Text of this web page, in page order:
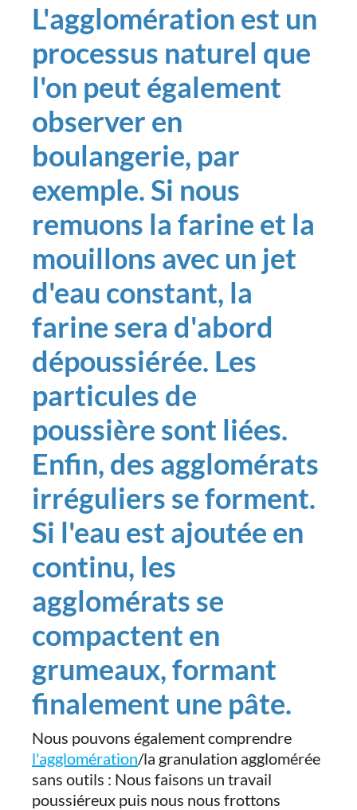
L'agglomération est un
processus naturel que
l'on peut également
observer en
boulangerie, par
exemple. Si nous
remuons la farine et la
mouillons avec un jet
d'eau constant, la
farine sera d'abord
dépoussiérée. Les
particules de
poussière sont liées.
Enfin, des agglomérats
irréguliers se forment.
Si l'eau est ajoutée en
continu, les
agglomérats se
compactent en
grumeaux, formant
finalement une pâte.
Nous pouvons également comprendre
l'agglomération/la granulation agglomérée
sans outils : Nous faisons un travail
poussiéreux puis nous nous frottons